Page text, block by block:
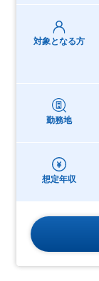
対象となる方
勤務地
想定年収